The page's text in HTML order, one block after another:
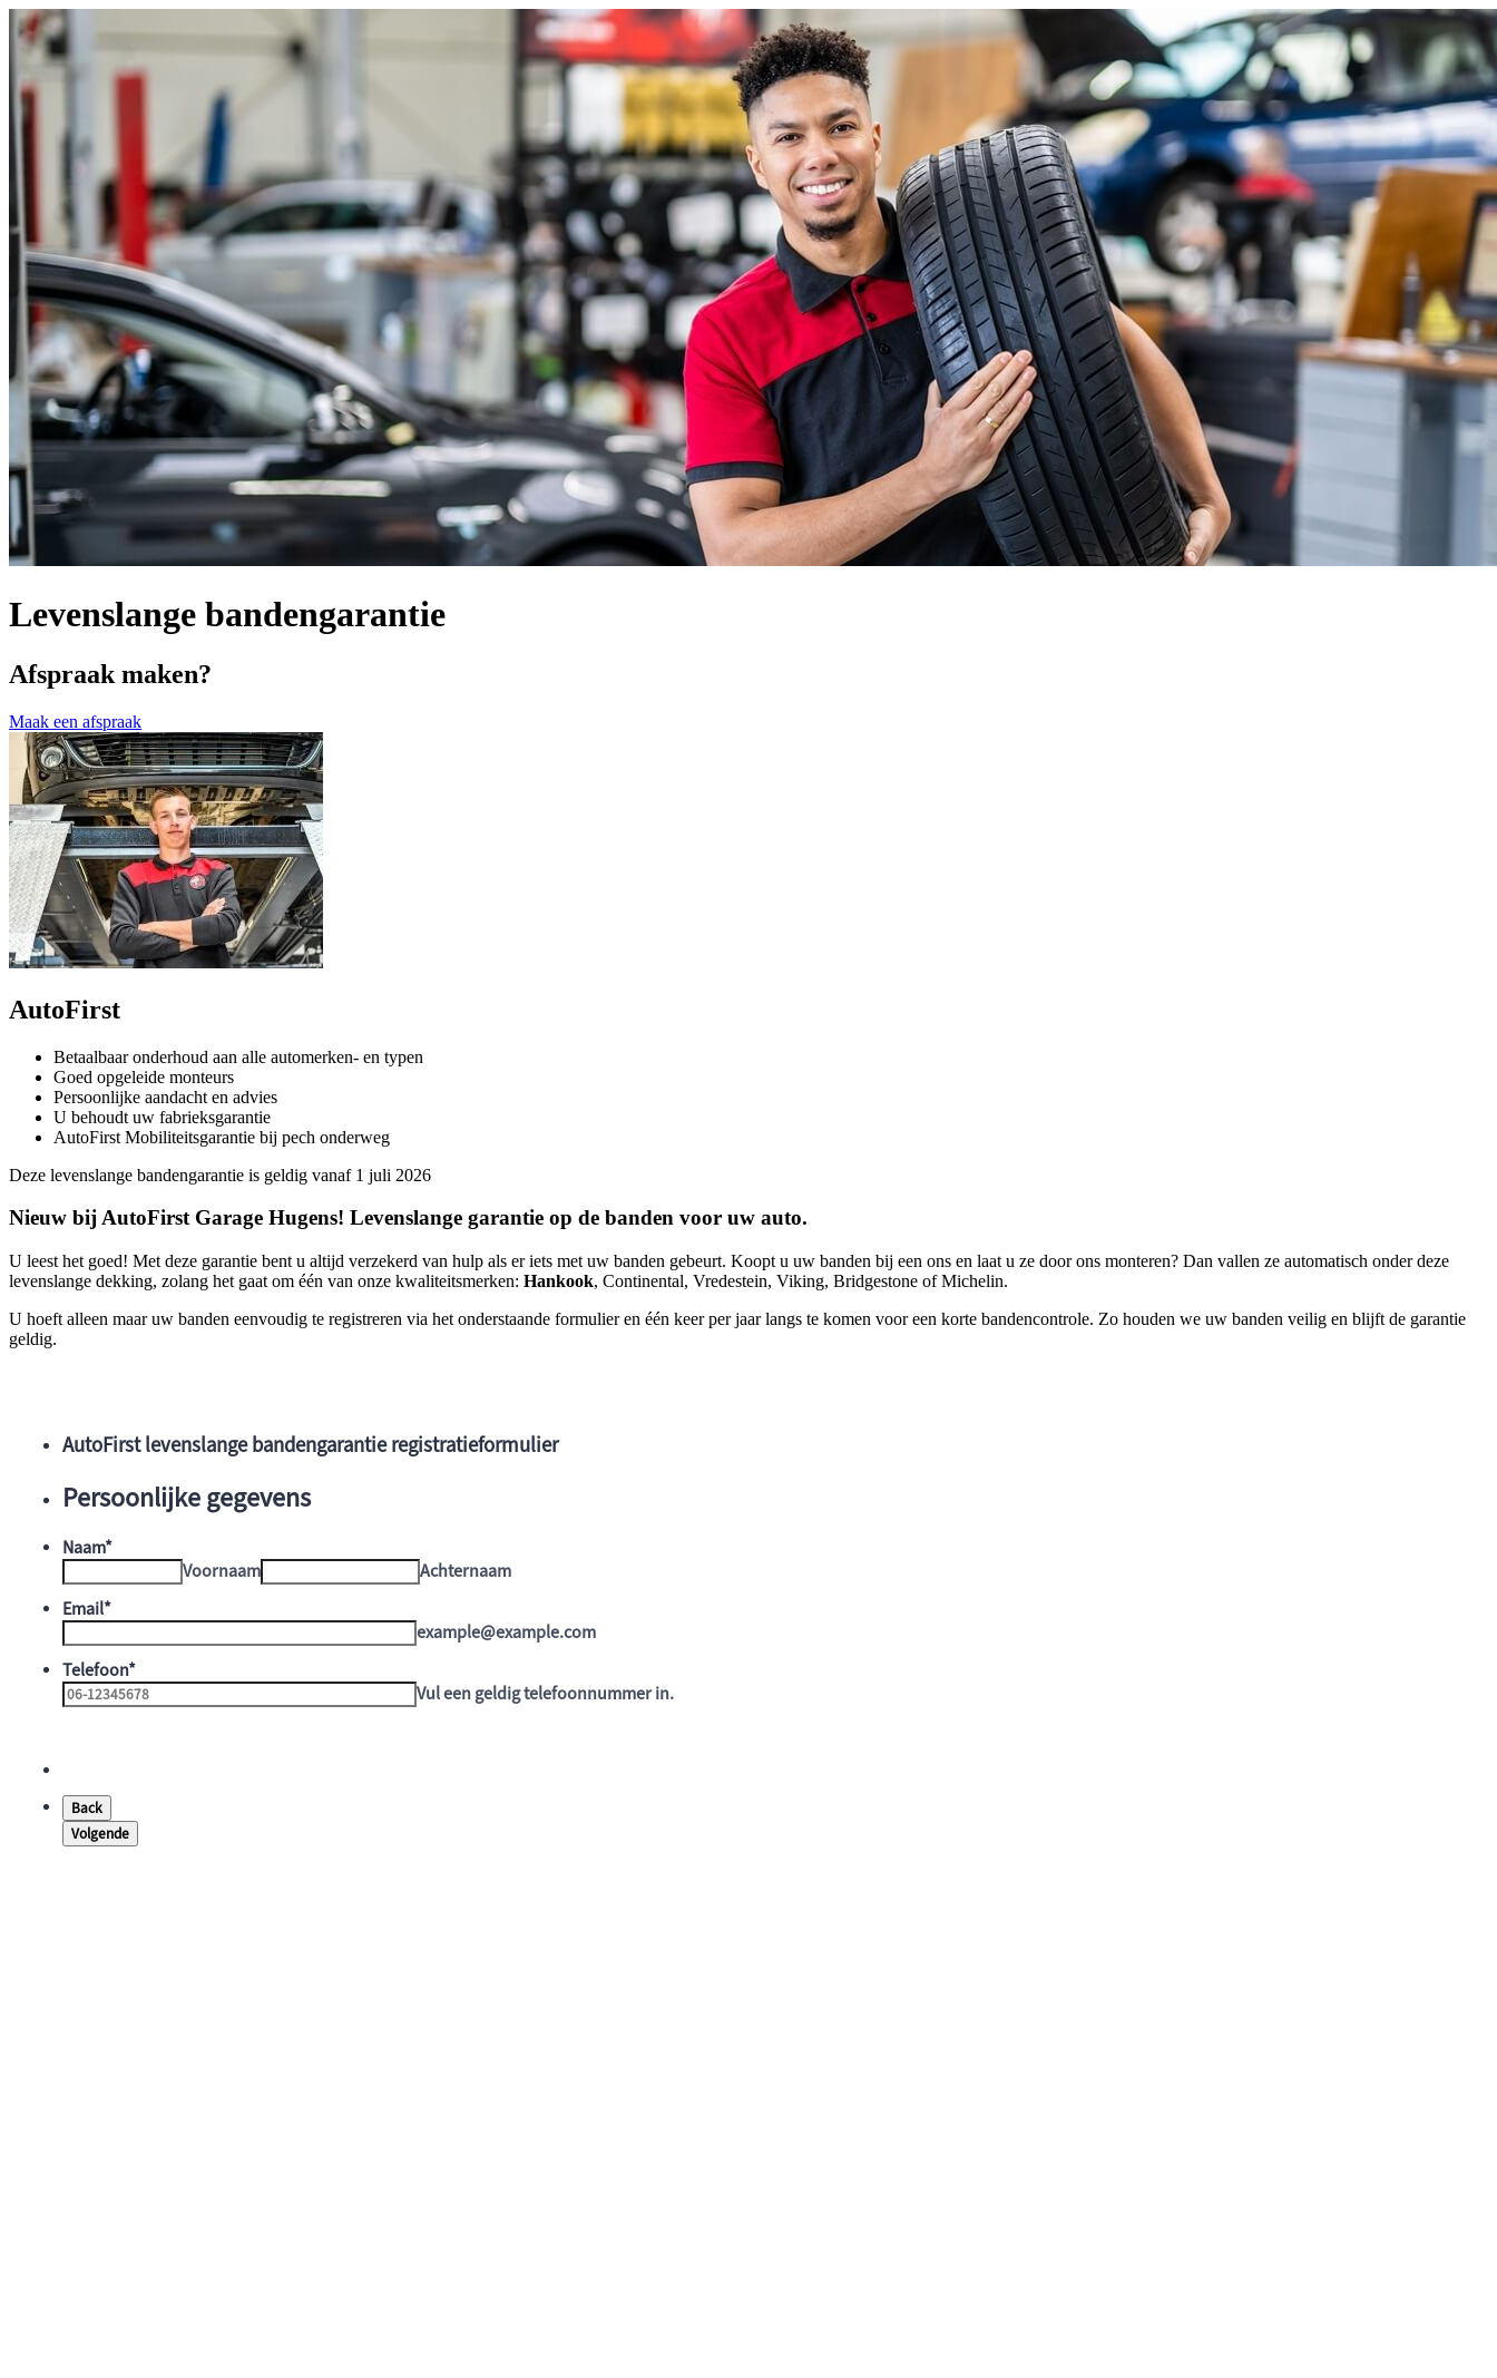
Levenslange bandengarantie
Afspraak maken?
Maak een afspraak
AutoFirst
Betaalbaar onderhoud aan alle automerken- en typen
Goed opgeleide monteurs
Persoonlijke aandacht en advies
U behoudt uw fabrieksgarantie
AutoFirst Mobiliteitsgarantie bij pech onderweg
Deze levenslange bandengarantie is geldig vanaf 1 juli 2026
Nieuw bij AutoFirst Garage Hugens! Levenslange garantie op de banden voor uw auto.
U leest het goed! Met deze garantie bent u altijd verzekerd van hulp als er iets met uw banden gebeurt. Koopt u uw banden bij een ons en laat u ze door ons monteren? Dan vallen ze automatisch onder deze
levenslange dekking, zolang het gaat om één van onze kwaliteitsmerken: Hankook, Continental, Vredestein, Viking, Bridgestone of Michelin.
U hoeft alleen maar uw banden eenvoudig te registreren via het onderstaande formulier en één keer per jaar langs te komen voor een korte bandencontrole. Zo houden we uw banden veilig en blijft de garantie
geldig.